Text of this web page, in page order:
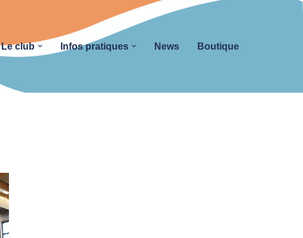
Le club Infos pratiques News Boutique